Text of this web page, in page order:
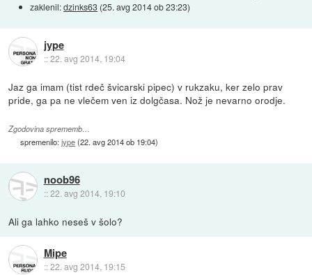
zaklenil:dzinks63 (25. avg 2014 ob 23:23)
jype
::22. avg 2014, 19:04
Jaz ga imam (tist rdeč švicarski pipec) v rukzaku, ker zelo prav
pride, ga pa ne vlečem ven iz dolgčasa. Nož je nevarno orodje.
Zgodovina sprememb…
spremenilo:jype(22. avg 2014 ob 19:04)
noob96
::22. avg 2014, 19:10
Ali ga lahko neseš v šolo?
Mipe
::22. avg 2014, 19:15